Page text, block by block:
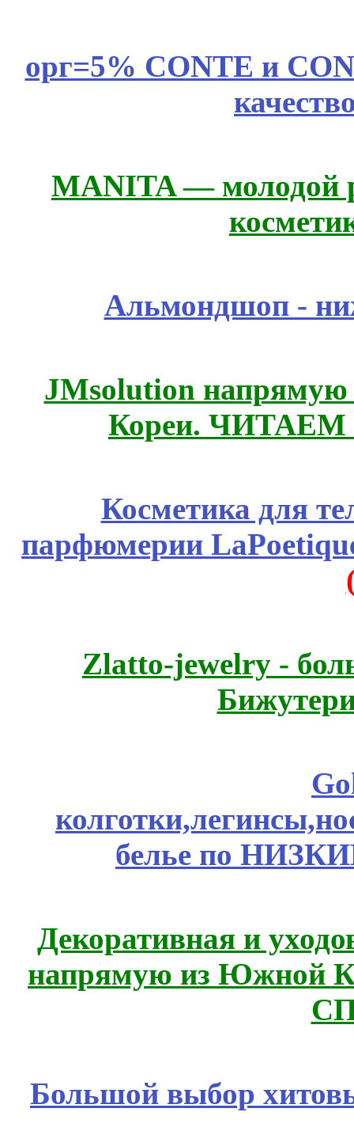
орг=5% CONTE и
MANITA — молодой
Альмондшоп -
JMsolution
Кореи.
Косметика для
парфюмерии
Zlatto-jewelry -
белье по
Декоративная и
напрямую из
Большой выбор